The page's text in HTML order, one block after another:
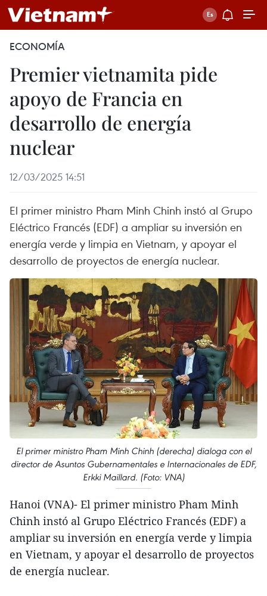
ECONOMÍA
Premier vietnamita pide
apoyo de Francia en
desarrollo de energía
nuclear
12/03/2025 14:51
El primer ministro Pham Minh Chinh instó al Grupo
Eléctrico Francés (EDF) a ampliar su inversión en
energía verde y limpia en Vietnam, y apoyar el
desarrollo de proyectos de energía nuclear.
El primer ministro Pham Minh Chinh (derecha) dialoga con el
director de Asuntos Gubernamentales e Internacionales de EDF,
Erkki Maillard. (Foto: VNA)
Hanoi (VNA)- El primer ministro Pham Minh
Chinh instó al Grupo Eléctrico Francés (EDF) a
ampliar su inversión en energía verde y limpia
en Vietnam, y apoyar el desarrollo de proyectos
de energía nuclear.